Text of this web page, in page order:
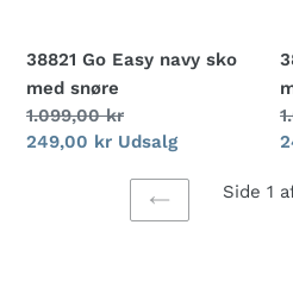
38821 Go Easy navy sko
med snøre
Normalpris
1.099,00 kr
Udsalgspris
249,00 kr Udsalg
FORRIGE
Side 1